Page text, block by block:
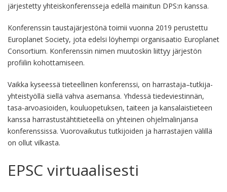
järjestetty yhteiskonferensseja edellä mainitun DPS:n kanssa.
Konferenssin taustajärjestönä toimii vuonna 2019 perustettu
Europlanet Society, jota edelsi löyhempi organisaatio Europlanet
Consortium. Konferenssin nimen muutoskin liittyy järjestön
profiilin kohottamiseen.
Vaikka kyseessä tieteellinen konferenssi, on harrastaja–tutkija-
yhteistyöllä siellä vahva asemansa. Yhdessä tiedeviestinnän,
tasa-arvoasioiden, kouluopetuksen, taiteen ja kansalaistieteen
kanssa harrastustähtitieteellä on yhteinen ohjelmalinjansa
konferenssissa. Vuorovaikutus tutkijoiden ja harrastajien välillä
on ollut vilkasta.
EPSC virtuaalisesti